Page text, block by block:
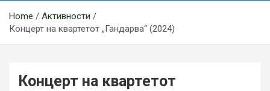
Home
Активности
Концерт на квартетот „Гандарва“ (2024)
Концерт на квартетот